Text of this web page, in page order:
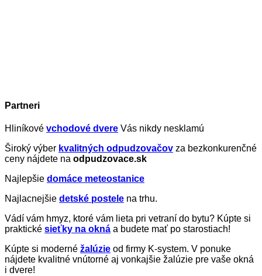
Partneri
Hliníkové vchodové dvere Vás nikdy nesklamú
Široký výber kvalitných odpudzovačov za bezkonkurenčné
ceny nájdete na odpudzovace.sk
Najlepšie domáce meteostanice
Najlacnejšie detské postele na trhu.
Vádí vám hmyz, ktoré vám lieta pri vetraní do bytu? Kúpte si
praktické sieťky na okná a budete mať po starostiach!
Kúpte si moderné žalúzie od firmy K-system. V ponuke
nájdete kvalitné vnútorné aj vonkajšie žalúzie pre vaše okná
i dvere!